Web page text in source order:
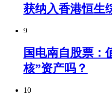
获纳入香港恒生
9
国电南自股票：
核”资产吗？
10